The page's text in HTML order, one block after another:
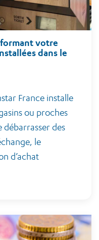
votre
dans le
France installe
ou proches
débarrasser des
le
d’achat